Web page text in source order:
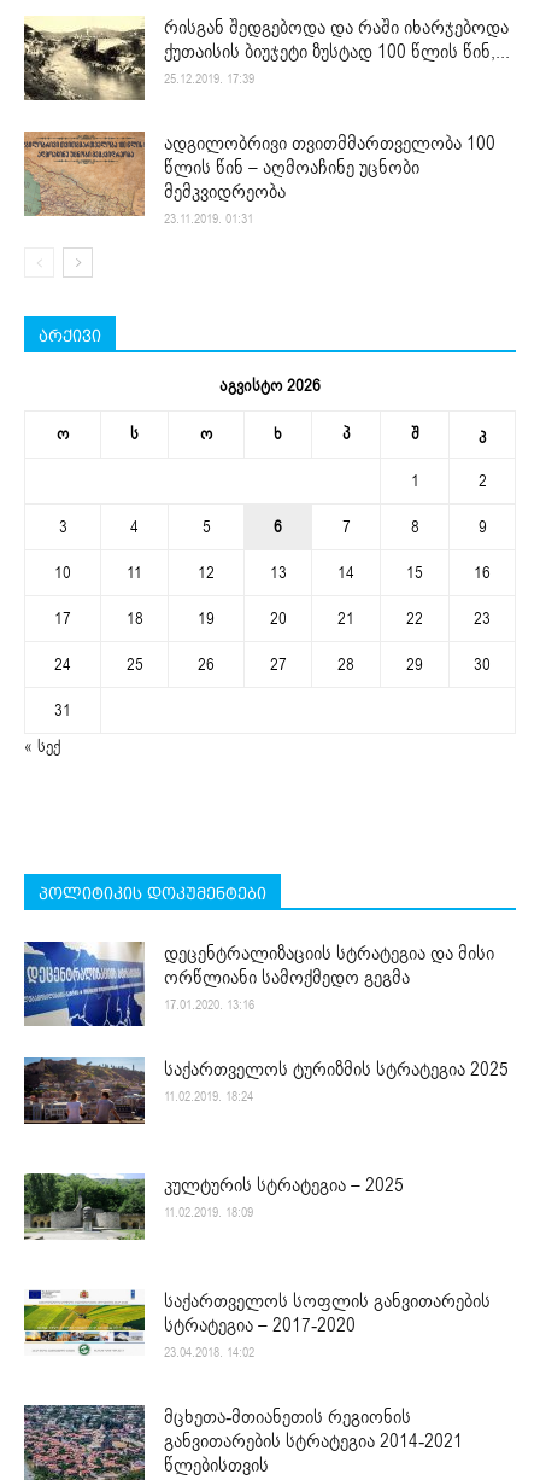
რისგან შედგებოდა და რაში იხარჯებოდა
ქუთაისის ბიუჯეტი ზუსტად 100 წლის წინ,...
25.12.2019. 17:39
ადგილობრივი თვითმმართველობა 100
წლის წინ – აღმოაჩინე უცნობი
მემკვიდრეობა
23.11.2019. 01:31
არქივი
აგვისტო 2026
ო ს ო ხ პ შ კ
1
2
3
4 5 6 7 8
9
10
11 12 13 14 15
16
17
18 19 20 21 22
23
24
25 26 27 28 29
30
31
« სექ
პოლიტიკის დოკუმენტები
დეცენტრალიზაციის სტრატეგია და მისი
ორწლიანი სამოქმედო გეგმა
17.01.2020. 13:16
საქართველოს ტურიზმის სტრატეგია 2025
11.02.2019. 18:24
კულტურის სტრატეგია – 2025
11.02.2019. 18:09
საქართველოს სოფლის განვითარების
სტრატეგია – 2017-2020
23.04.2018. 14:02
მცხეთა-მთიანეთის რეგიონის
განვითარების სტრატეგია 2014-2021
წლებისთვის